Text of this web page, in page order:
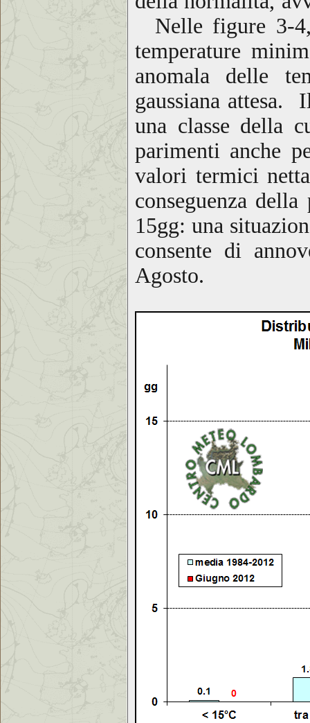
Nelle figure 3-
temperature
anomala delle
gaussiana attesa.
una classe della
parimenti anche
valori termici
conseguenza
15gg: una
consente di
Agosto.